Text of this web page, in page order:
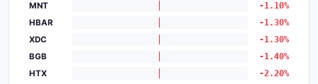
MNT
-1.10%
HBAR
-1.30%
XDC
-1.30%
BGB
-1.40%
HTX
-2.20%